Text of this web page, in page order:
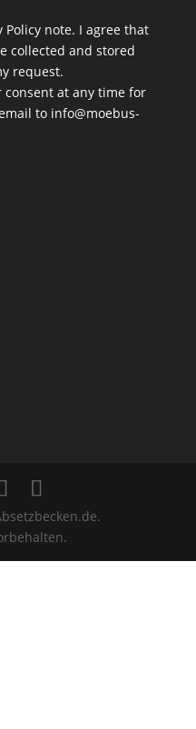
Policynote. I agree that
collected and stored
request.
consent at any time for
to info@moebus-